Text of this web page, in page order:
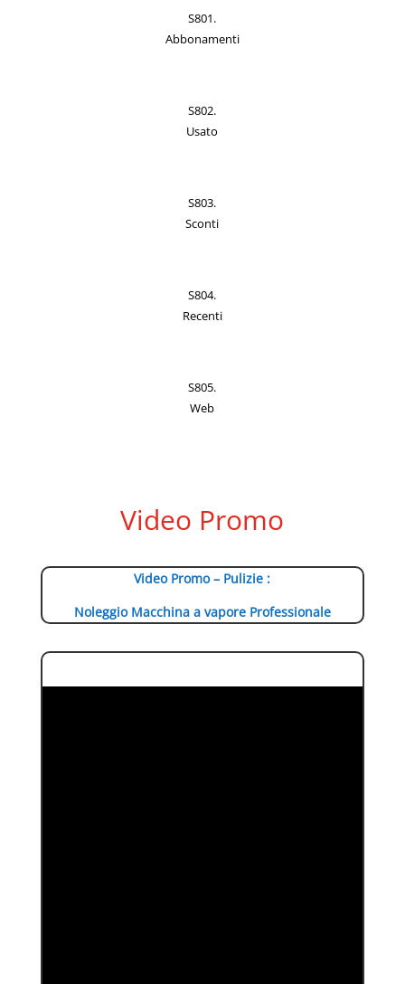
S801.
Abbonamenti
S802.
Usato
S803.
Sconti
S804.
Recenti
S805.
Web
Video Promo
Video Promo – Pulizie :
Noleggio Macchina a vapore Professionale